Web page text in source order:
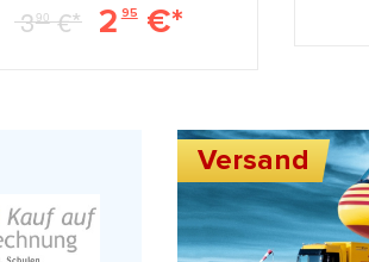
390€* 2 95€*
Versand